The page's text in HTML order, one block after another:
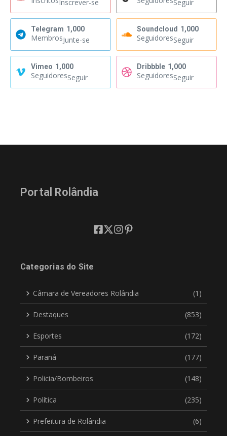
Inscrever-se Seguir
Telegram 1,000
MembrosJunte-se
Soundcloud 1,000
SeguidoresSeguir
Vimeo 1,000
SeguidoresSeguir
Dribbble 1,000
SeguidoresSeguir
Portal Rolândia
Categorias do Site
Câmara de Vereadores Rolândia (1)
Destaques (853)
Esportes (172)
Paraná (177)
Policia/Bombeiros (148)
Política (235)
Prefeitura de Rolândia (6)